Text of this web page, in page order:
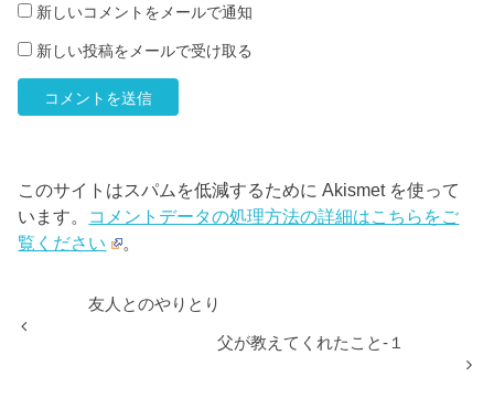
新しいコメントをメールで通知
新しい投稿をメールで受け取る
このサイトはスパムを低減するために Akismet を使って
います。 コメントデータの処理方法の詳細はこちらをご
覧ください
。
友人とのやりとり
父が教えてくれたこと-１